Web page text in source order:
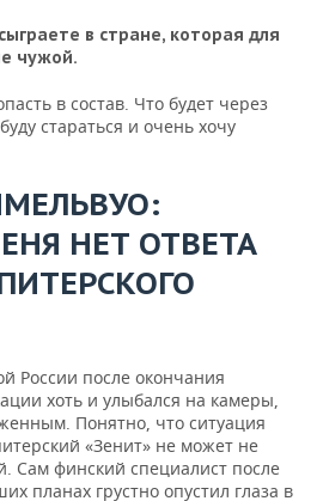
в стране, которая для
чужой.
в состав. Что будет через
стараться и очень хочу
НЕТ ОТВЕТА
России после окончания
хоть и улыбался на камеры,
Понятно, что ситуация
«Зенит» не может не
Сам финский специалист после
планах грустно опустил глаза в